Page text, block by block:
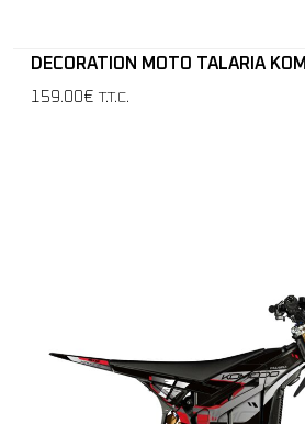
DECORATION MOTO TALARIA
159.00€ T.T.C.